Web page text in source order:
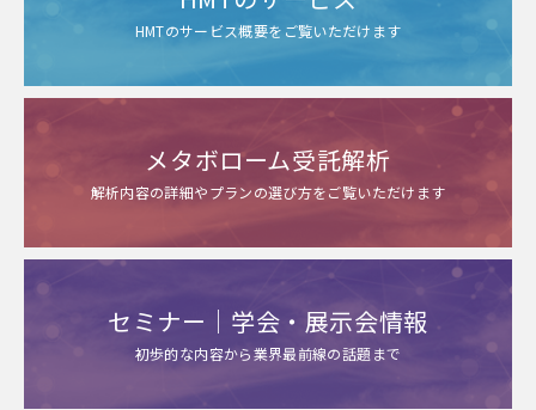
HMTのサービス概要をご覧いただけます
メタボローム受託解析
解析内容の詳細やプランの選び方をご覧いただけます
セミナー｜学会・展示会情報
初歩的な内容から業界最前線の話題まで